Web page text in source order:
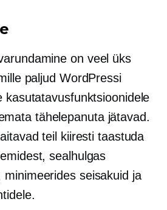
on veel üks
paljud WordPressi
kasutatavusfunktsioonidele
tähelepanuta jätavad.
teil kiiresti taastuda
sealhulgas
seisakuid ja